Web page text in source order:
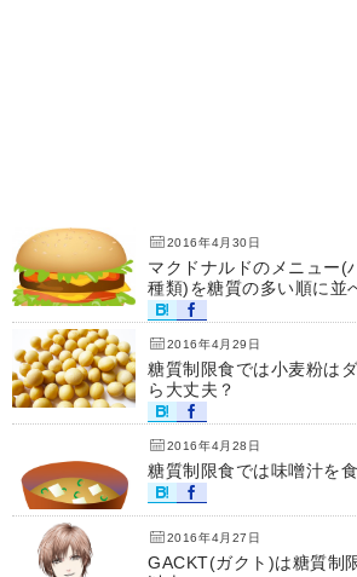
2016年4月30日
マクドナルドのメニュー(
種類)を糖質の多い順に並
2016年4月29日
糖質制限食では小麦粉は
ら大丈夫？
2016年4月28日
糖質制限食では味噌汁を
2016年4月27日
GACKT(ガクト)は糖質制